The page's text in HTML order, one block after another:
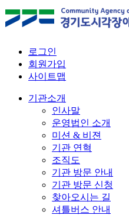
로그인
회원가입
사이트맵
기관소개
인사말
운영법인 소개
미션 & 비젼
기관 연혁
조직도
기관 방문 안내
기관 방문 신청
찾아오시는 길
셔틀버스 안내